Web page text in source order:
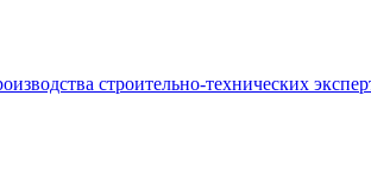
строительно-технических